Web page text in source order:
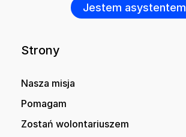
Jestem asystentem
Strony
Nasza misja
Pomagam
Zostań wolontariuszem